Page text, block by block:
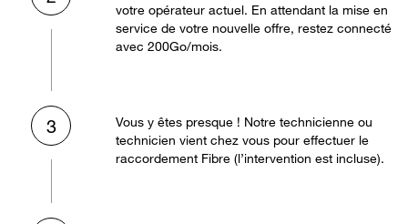
votre opérateur actuel. En attendant la mise en
service de votre nouvelle offre, restez connecté
avec 200Go/mois.
3
Vous y êtes presque ! Notre technicienne ou
technicien vient chez vous pour effectuer le
raccordement Fibre (l’intervention est incluse).